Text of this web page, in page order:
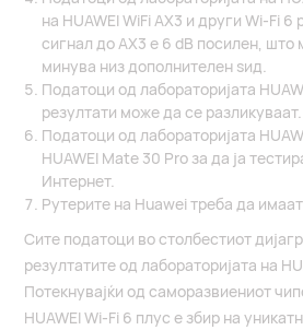
на HUAWEI WiFi AX3 и други Wi-Fi
сигнал до AX3 е 6 dB посилен,
минува низ дополнителен ѕид.
Податоци од лабораторијата
резултати може да се разликуваат.
Податоци од лабораторијата
HUAWEI Mate 30 Pro за да ја
Интернет.
Рутерите на Huawei треба да
Сите податоци во столбестиот
резултатите од лабораторијата на
Потекнувајќи од саморазвиениот
HUAWEI Wi-Fi 6 плус е збир на